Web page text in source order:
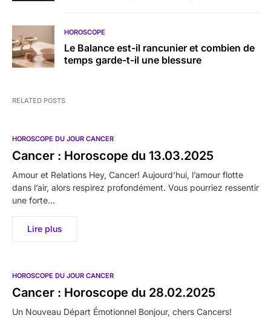
HOROSCOPE
Le Balance est-il rancunier et combien de
temps garde-t-il une blessure
RELATED POSTS
HOROSCOPE DU JOUR CANCER
Cancer : Horoscope du 13.03.2025
Amour et Relations Hey, Cancer! Aujourd’hui, l’amour flotte
dans l’air, alors respirez profondément. Vous pourriez ressentir
une forte…
Lire plus
HOROSCOPE DU JOUR CANCER
Cancer : Horoscope du 28.02.2025
Un Nouveau Départ Émotionnel Bonjour, chers Cancers!